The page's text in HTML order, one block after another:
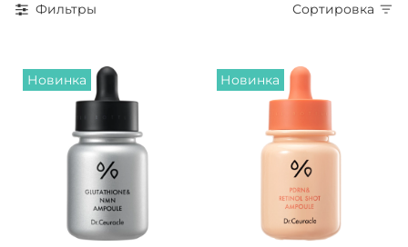
Фильтры Сортировка
Новинка Новинка